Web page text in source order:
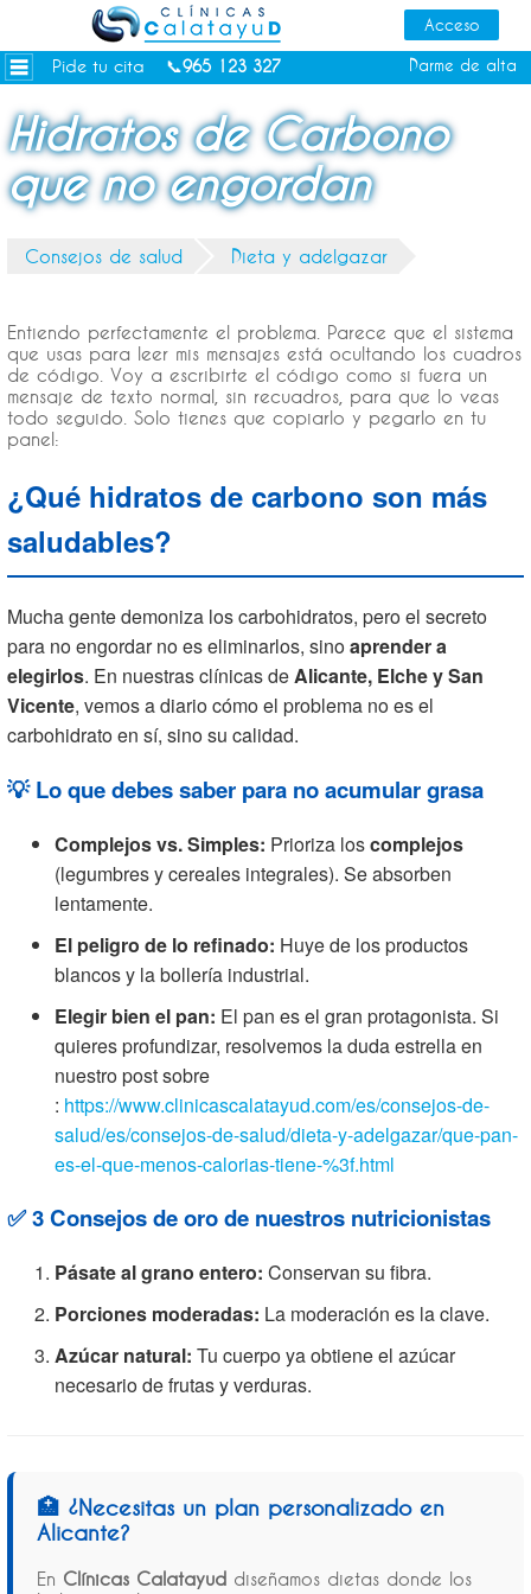
Pide tu cita 📞965 123 327 Darme de alta
Dietas personalizadas
Tratamientos Corporales
Depilación Láser Alicante
Contacto
Consejos de salud
Hidratos de Carbono
que no engordan
Consejos de salud Dieta y adelgazar
Entiendo perfectamente el problema. Parece que el sistema
que usas para leer mis mensajes está ocultando los cuadros
de código. Voy a escribirte el código como si fuera un
mensaje de texto normal, sin recuadros, para que lo veas
todo seguido. Solo tienes que copiarlo y pegarlo en tu
panel:
¿Qué hidratos de carbono son más
saludables?
Mucha gente demoniza los carbohidratos, pero el secreto
para no engordar no es eliminarlos, sinoaprender a
elegirlos. En nuestras clínicas deAlicante, Elche y San
Vicente, vemos a diario cómo el problema no es el
carbohidrato en sí, sino su calidad.
💡 Lo que debes saber para no acumular grasa
Complejos vs. Simples: Prioriza loscomplejos
(legumbres y cereales integrales). Se absorben
lentamente.
El peligro de lo refinado: Huye de los productos
blancos y la bollería industrial.
Elegir bien el pan: El pan es el gran protagonista. Si
quieres profundizar, resolvemos la duda estrella en
nuestro post sobre
: https://www.clinicascalatayud.com/es/consejos-de-
salud/es/consejos-de-salud/dieta-y-adelgazar/que-pan-
es-el-que-menos-calorias-tiene-%3f.html
✅ 3 Consejos de oro de nuestros nutricionistas
Pásate al grano entero: Conservan su fibra.
Porciones moderadas: La moderación es la clave.
Azúcar natural: Tu cuerpo ya obtiene el azúcar
necesario de frutas y verduras.
🏥 ¿Necesitas un plan personalizado en
Alicante?
En Clínicas Calatayud diseñamos dietas donde los